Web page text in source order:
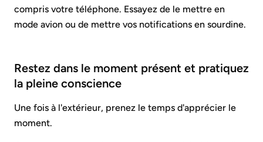
compris votre téléphone. Essayez de le mettre en
mode avion ou de mettre vos notifications en sourdine.
Restez dans le moment présent et pratiquez
la pleine conscience
Une fois à l'extérieur, prenez le temps d'apprécier le
moment.